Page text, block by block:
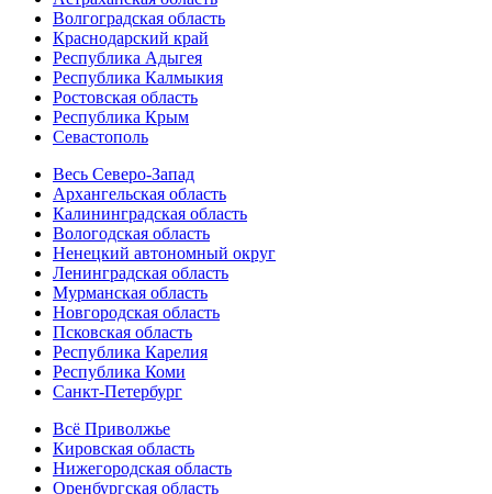
Волгоградская область
Краснодарский край
Республика Адыгея
Республика Калмыкия
Ростовская область
Республика Крым
Севастополь
Весь Северо-Запад
Архангельская область
Калининградская область
Вологодская область
Ненецкий автономный округ
Ленинградская область
Мурманская область
Новгородская область
Псковская область
Республика Карелия
Республика Коми
Санкт-Петербург
Всё Приволжье
Кировская область
Нижегородская область
Оренбургская область